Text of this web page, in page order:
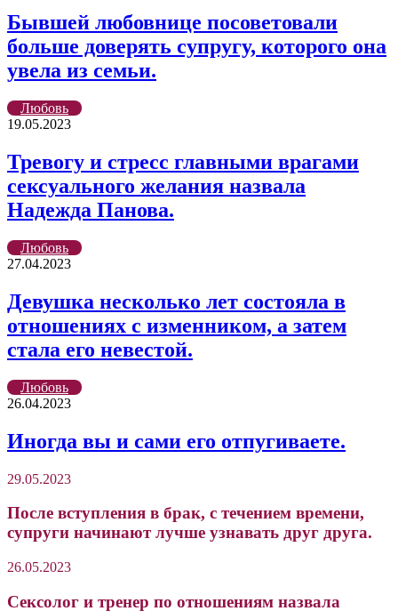
Бывшей любовнице посоветовали
больше доверять супругу, которого она
увела из семьи.
Любовь
19.05.2023
Тревогу и стресс главными врагами
сексуального желания назвала
Надежда Панова.
Любовь
27.04.2023
Девушка несколько лет состояла в
отношениях с изменником, а затем
стала его невестой.
Любовь
26.04.2023
Иногда вы и сами его отпугиваете.
29.05.2023
После вступления в брак, с течением времени,
супруги начинают лучше узнавать друг друга.
26.05.2023
Cексолог и тренер по отношениям назвала